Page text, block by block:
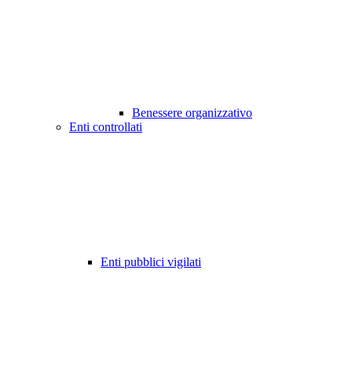
Benessere organizzativo
Enti controllati
Enti pubblici vigilati